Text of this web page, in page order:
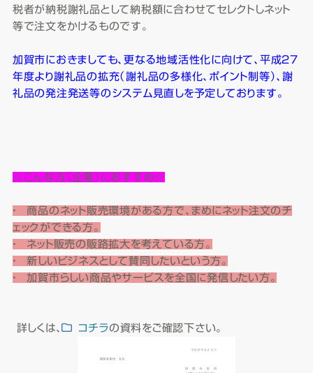
税者が納税謝礼品として納税額に合わせてセレクトしネット
等で注文をかけるものです。
加賀市におきましても、更なる地域活性化に向けて、平成２７
年度より謝礼品の拡充（謝礼品の多様化、ポイント制等）、謝
礼品の発注発送等のシステム見直しを予定しております。
☆こんな方（企業）におすすめ☆
・ 商品のネット販売環境がある方で、まめにネット注文のチ
ェックができる方。
・ ネット販売の販路拡大を考えている方。
・ 新しいビジネスとして賛同したいという方。
・ 加賀市らしい商品やサービスを全国に発信したい方。
詳しくは、 コチラの資料をご確認下さい。